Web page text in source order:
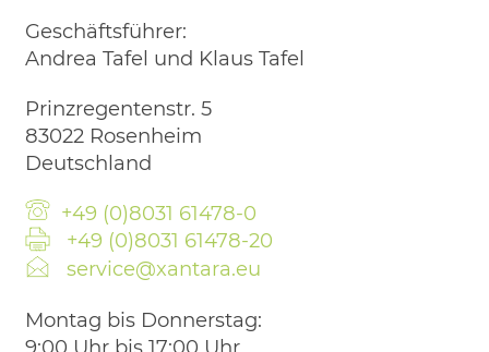
Geschäftsführer:
Andrea Tafel und Klaus Tafel
Prinzregentenstr. 5
83022 Rosenheim
Deutschland
+49 (0)8031 61478-0
+49 (0)8031 61478-20
service@xantara.eu
Montag bis Donnerstag:
9:00 Uhr bis 17:00 Uhr